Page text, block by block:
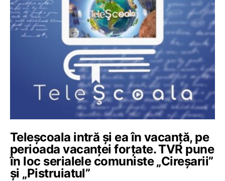
Teleșcoala intră și ea în vacanță, pe
perioada vacanței forțate. TVR pune
în loc serialele comuniste „Cireșarii”
și „Pistruiatul”